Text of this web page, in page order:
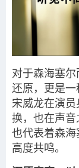
对于森海塞
还原，更是
宋威龙在演
换，也在声音
也代表着森
高度共鸣。